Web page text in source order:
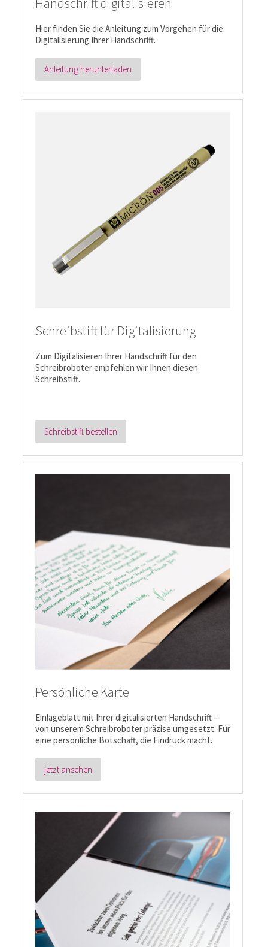
Hier finden Sie die Anleitung zum Vorgehen für die
Digitalisierung Ihrer Handschrift.
Anleitung herunterladen
Schreibstift für Digitalisierung
Zum Digitalisieren Ihrer Handschrift für den
Schreibroboter empfehlen wir Ihnen diesen
Schreibstift.
Schreibstift bestellen
Persönliche Karte
Einlageblatt mit Ihrer digitalisierten Handschrift –
von unserem Schreibroboter präzise umgesetzt. Für
eine persönliche Botschaft, die Eindruck macht.
jetzt ansehen